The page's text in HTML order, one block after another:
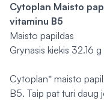
Cytoplan Maisto
vitaminu B5
Maisto papildas
Grynasis kiekis 32.16
Cytoplan“ maisto
B5. Taip pat turi daug